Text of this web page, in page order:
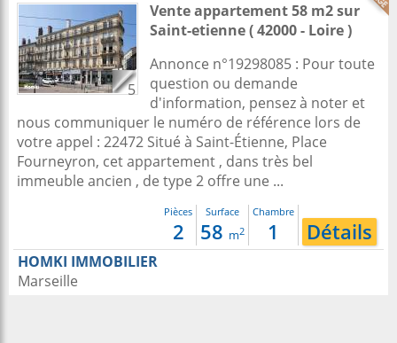
5
Vente appartement 58 m2sur
Saint-etienne( 42000 - Loire )
Annonce n°19298085 : Pour toute
question ou demande
d'information, pensez à noter et
nous communiquer le numéro de référence lors de
votre appel : 22472 Situé à Saint-Étienne, Place
Fourneyron, cet appartement , dans très bel
immeuble ancien , de type 2 offre une ...
Pièces
2
Surface
58 m2
Chambre
1 Détails
HOMKI IMMOBILIER
Marseille